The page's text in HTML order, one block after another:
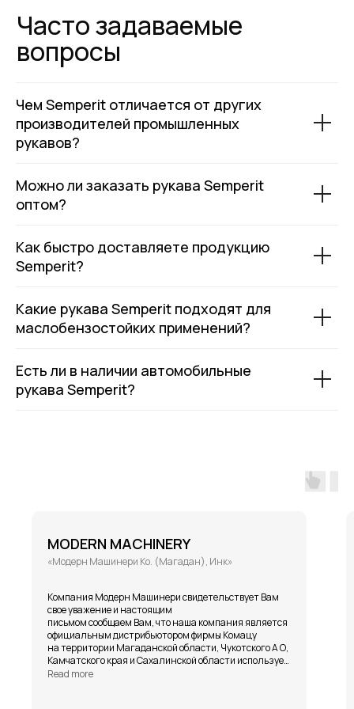
Чем Semperit отличается от других
производителей промышленных
рукавов?
Можно ли заказать рукава Semperit
оптом?
Как быстро доставляете продукцию
Semperit?
Какие рукава Semperit подходят для
маслобензостойких применений?
Есть ли в наличии автомобильные
рукава Semperit?
MODERN MACHINERY
«Модерн Машинери Ко. (Магадан), Инк»
Компания Модерн Машинери свидетельствует Вам
свое уважение и настоящим
письмом сообщаем Вам, что наша компания является
официальным дистрибьютором фирмы Комацу
на территории Магаданской области, Чукотского А О,
Камчатского края и Сахалинской области использует
РВД ф. Gates.
Read more
Отправить
Политика персональных данных
© Евразия Инжиниринг
Сервис 2022-2026